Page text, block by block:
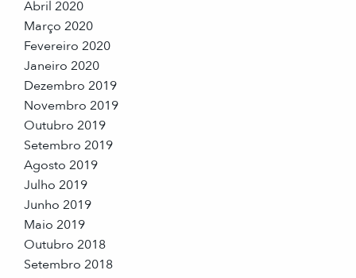
Abril 2020
Março 2020
Fevereiro 2020
Janeiro 2020
Dezembro 2019
Novembro 2019
Outubro 2019
Setembro 2019
Agosto 2019
Julho 2019
Junho 2019
Maio 2019
Outubro 2018
Setembro 2018